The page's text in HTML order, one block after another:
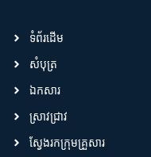
ទំព័រដើម
សំបុត្រ
ឯកសារ
ស្រាវជ្រាវ
ស្វែងរកក្រុមគ្រួសារ